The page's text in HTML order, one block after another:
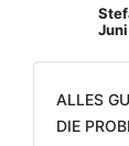
Alles
die